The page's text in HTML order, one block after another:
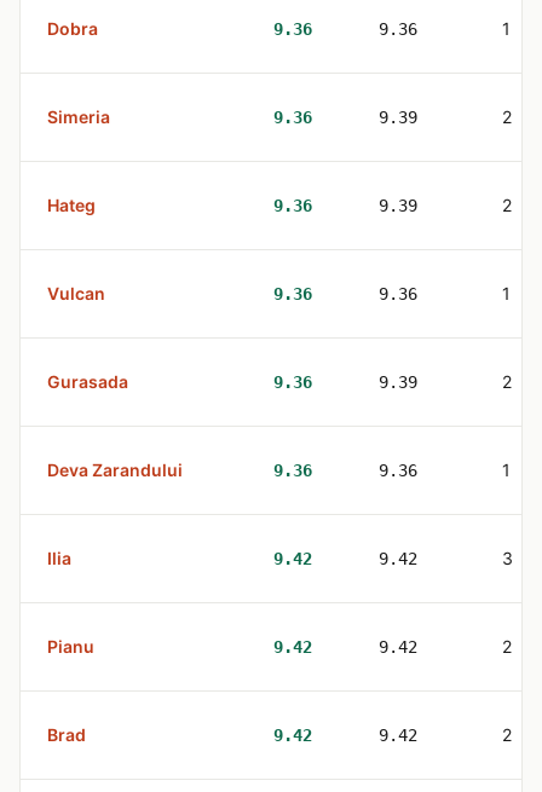
Dobra 9.36 9.36 1
Simeria 9.36 9.39 2
Hateg 9.36 9.39 2
Vulcan 9.36 9.36 1
Gurasada 9.36 9.39 2
Deva Zarandului 9.36 9.36 1
Ilia 9.42 9.42 3
Pianu 9.42 9.42 2
Brad 9.42 9.42 2